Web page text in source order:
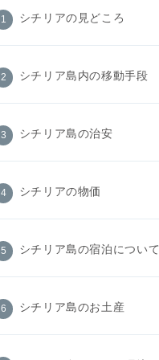
シチリアの見どころ
シチリア島内の移動手段
シチリア島の治安
シチリアの物価
シチリア島の宿泊について
シチリア島のお土産